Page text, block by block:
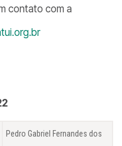
contato com a
Pedro Gabriel Fernandes dos